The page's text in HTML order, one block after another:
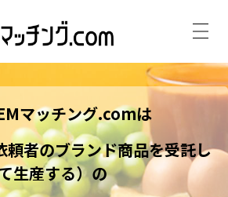
マッチング.comは
頼者のブランド商品を受託し
生産する）の